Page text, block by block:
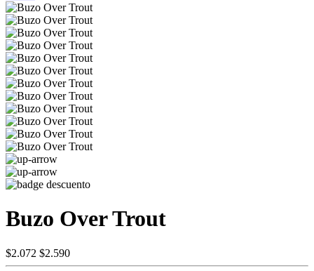
Buzo Over Trout
$2.072 $2.590